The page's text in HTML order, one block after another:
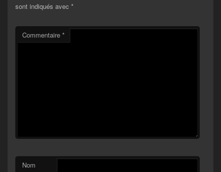
sont indiqués avec *
Commentaire *
Nom